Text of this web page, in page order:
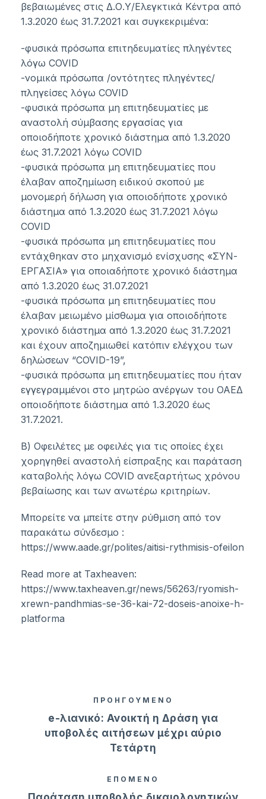
βεβαιωμένες στις Δ.Ο.Υ/Ελεγκτικά Κέντρα από
1.3.2020 έως 31.7.2021 και συγκεκριμένα:
-φυσικά πρόσωπα επιτηδευματίες πληγέντες
λόγω COVID
-νομικά πρόσωπα /οντότητες πληγέντες/
πληγείσες λόγω COVID
-φυσικά πρόσωπα μη επιτηδευματίες με
αναστολή σύμβασης εργασίας για
οποιοδήποτε χρονικό διάστημα από 1.3.2020
έως 31.7.2021 λόγω COVID
-φυσικά πρόσωπα μη επιτηδευματίες που
έλαβαν αποζημίωση ειδικού σκοπού με
μονομερή δήλωση για οποιοδήποτε χρονικό
διάστημα από 1.3.2020 έως 31.7.2021 λόγω
COVID
-φυσικά πρόσωπα μη επιτηδευματίες που
εντάχθηκαν στο μηχανισμό ενίσχυσης «ΣΥΝ-
ΕΡΓΑΣΙΑ» για οποιαδήποτε χρονικό διάστημα
από 1.3.2020 έως 31.07.2021
-φυσικά πρόσωπα μη επιτηδευματίες που
έλαβαν μειωμένο μίσθωμα για οποιοδήποτε
χρονικό διάστημα από 1.3.2020 έως 31.7.2021
και έχουν αποζημιωθεί κατόπιν ελέγχου των
δηλώσεων “COVID-19”,
-φυσικά πρόσωπα μη επιτηδευματίες που ήταν
εγγεγραμμένοι στο μητρώο ανέργων του ΟΑΕΔ
οποιοδήποτε διάστημα από 1.3.2020 έως
31.7.2021.
Β) Οφειλέτες με οφειλές για τις οποίες έχει
χορηγηθεί αναστολή είσπραξης και παράταση
καταβολής λόγω COVID ανεξαρτήτως χρόνου
βεβαίωσης και των ανωτέρω κριτηρίων.
Μπορείτε να μπείτε στην ρύθμιση από τον
παρακάτω σύνδεσμο :
https://www.aade.gr/polites/aitisi-rythmisis-ofeilon
Read more at Taxheaven:
https://www.taxheaven.gr/news/56263/ryomish-
xrewn-pandhmias-se-36-kai-72-doseis-anoixe-h-
platforma
ΠΡΟΗΓΟΥΜΕΝΟ
e-λιανικό: Ανοικτή η Δράση για
υποβολές αιτήσεων μέχρι αύριο
Τετάρτη
ΕΠΟΜΕΝΟ